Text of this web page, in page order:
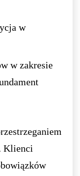
w
w zakresie
Klienci